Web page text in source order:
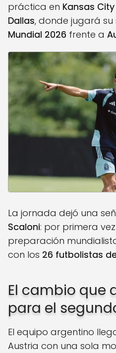
práctica en Kansas City
Dallas, donde jugará
Mundial 2026 frente a
La jornada dejó una
Scaloni: por primera
preparación
con los 26 futbolistas
El cambio que
para el
El equipo argentino
Austria con una sola